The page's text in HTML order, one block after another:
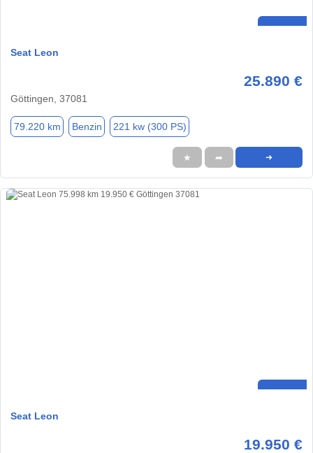
Seat Leon
25.890 €
Göttingen, 37081
79.220 km Benzin 221 kw (300 PS)
★ ➦ ➜
Seat Leon
19.950 €